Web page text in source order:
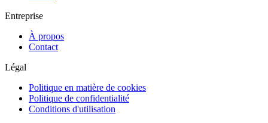
Entreprise
À propos
Contact
Légal
Politique en matière de cookies
Politique de confidentialité
Conditions d'utilisation